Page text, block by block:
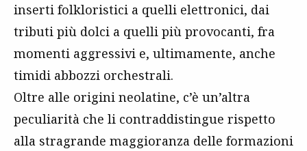
inserti folkloristici a quelli elettronici, dai
tributi più dolci a quelli più provocanti, fra
momenti aggressivi e, ultimamente, anche
timidi abbozzi orchestrali.
Oltre alle origini neolatine, c’è un’altra
peculiarità che li contraddistingue rispetto
alla stragrande maggioranza delle formazioni